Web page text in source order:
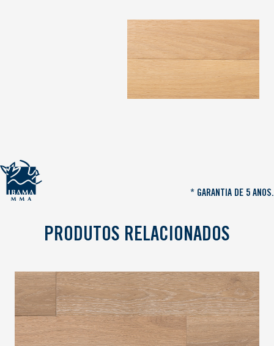
* GARANTIA DE 5 ANOS.
PRODUTOS RELACIONADOS